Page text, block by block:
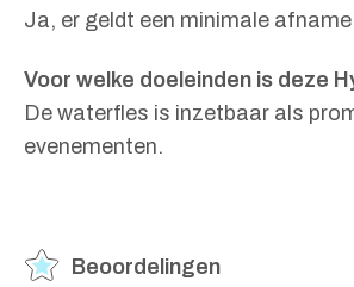
Ja, er geldt een minimale
Voor welke doeleinden is deze
De waterfles is inzetbaar als
evenementen.
Beoordelingen